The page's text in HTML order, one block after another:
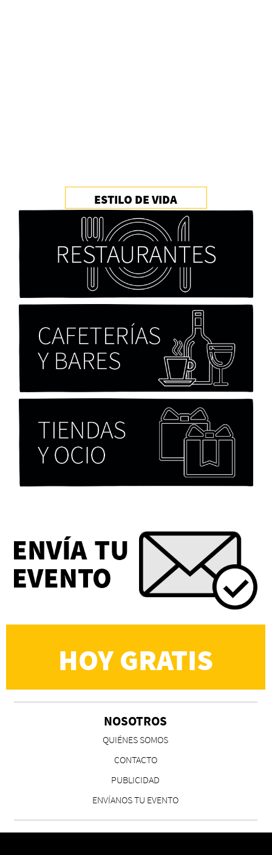
Cocaína Negra de Cristóbal Valenzuela Berríos
Paloma Pulisci
Chicas tristes de Fernanda Tovar
Eva Valero Juan: "Una mirada que construía un
universo donde lo único verdaderamente
importante eran los amigos y la literatura"
Martín Carrasco
CS, de José María Salazar
Invitadxs EnLima
ESTILO DE VIDA
HOY GRATIS
NOSOTROS
QUIÉNES SOMOS
CONTACTO
PUBLICIDAD
ENVÍANOS TU EVENTO